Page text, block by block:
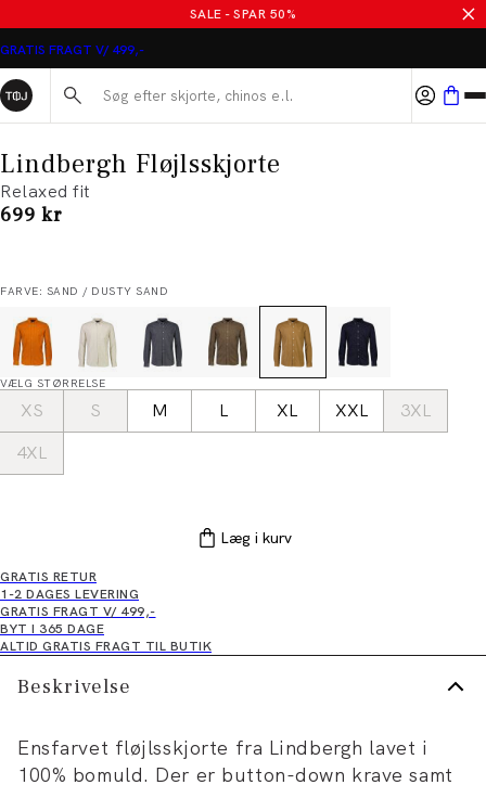
SALE - SPAR 50%
GRATIS FRAGT V/ 499,-
Søg her...
Lindbergh Fløjlsskjorte
Relaxed fit
I alt (inkl. rabat)
699 kr
FARVE: SAND / DUSTY SAND
VÆLG STØRRELSE
XS S M L XL XXL
3XL
4XL
Læg i kurv
GRATIS RETUR
1-2 DAGES LEVERING
GRATIS FRAGT V/ 499,-
BYT I 365 DAGE
ALTID GRATIS FRAGT TIL BUTIK
Beskrivelse
Ensfarvet fløjlsskjorte fra Lindbergh lavet i
100% bomuld. Der er button-down krave samt